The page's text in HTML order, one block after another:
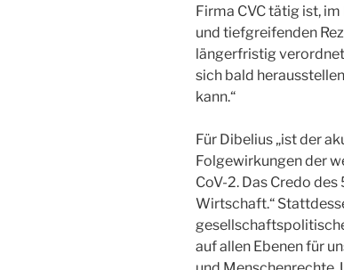
Firma CVC tätig ist,
und tiefgreifenden
längerfristig
sich bald
kann.“
Für Dibelius „ist der
Folgewirkungen der
CoV-2. Das Credo
Wirtschaft.“
auf allen Ebenen für